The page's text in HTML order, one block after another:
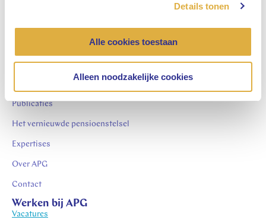
Details tonen
Alle cookies toestaan
Alleen noodzakelijke cookies
Publicaties
Het vernieuwde pensioenstelsel
Expertises
Over APG
Contact
Werken bij APG
Vacatures